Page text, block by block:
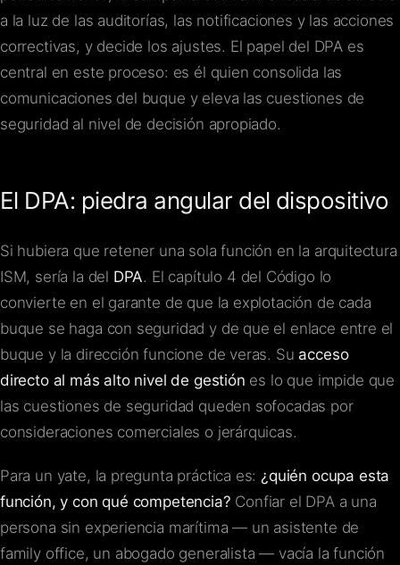
a la luz de las auditorías, las notificaciones y las acciones
correctivas, y decide los ajustes. El papel del DPA es
central en este proceso: es él quien consolida las
comunicaciones del buque y eleva las cuestiones de
seguridad al nivel de decisión apropiado.
El DPA: piedra angular del dispositivo
Si hubiera que retener una sola función en la arquitectura
ISM, sería la del DPA. El capítulo 4 del Código lo
convierte en el garante de que la explotación de cada
buque se haga con seguridad y de que el enlace entre el
buque y la dirección funcione de veras. Su acceso
directo al más alto nivel de gestión es lo que impide que
las cuestiones de seguridad queden sofocadas por
consideraciones comerciales o jerárquicas.
Para un yate, la pregunta práctica es: ¿quién ocupa esta
función, y con qué competencia? Confiar el DPA a una
persona sin experiencia marítima — un asistente de
family office, un abogado generalista — vacía la función